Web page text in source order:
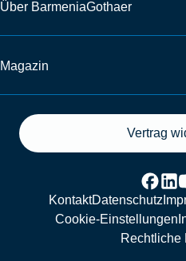
Über BarmeniaGothaer
Magazin
Vertrag
KontaktDatenschutz
Cookie-Einstellungen
Rechtliche